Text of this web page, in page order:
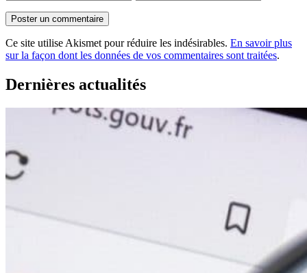
Ce site utilise Akismet pour réduire les indésirables. En savoir plus
sur la façon dont les données de vos commentaires sont traitées.
Dernières actualités